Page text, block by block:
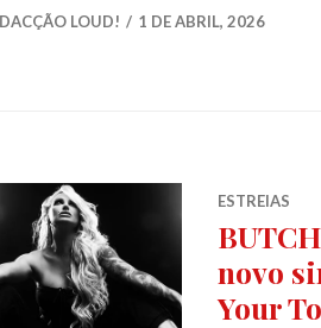
LOUD! 1 DE ABRIL, 2026
ESTREIAS
novo
Your